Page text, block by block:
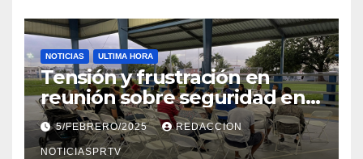
NOTICIAS ULTIMA HORA
Tensión y frustración en
reunión sobre seguridad en
Reparto Metropolitano
5/FEBRERO/2025 REDACCION
NOTICIASPRTV